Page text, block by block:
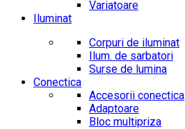
Variatoare
Iluminat
Corpuri de iluminat
Ilum. de sarbatori
Surse de lumina
Conectica
Accesorii conectica
Adaptoare
Bloc multipriza